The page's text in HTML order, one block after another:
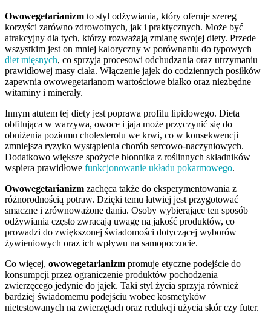
Owowegetarianizm to styl odżywiania, który oferuje szereg
korzyści zarówno zdrowotnych, jak i praktycznych. Może być
atrakcyjny dla tych, którzy rozważają zmianę swojej diety. Przede
wszystkim jest on mniej kaloryczny w porównaniu do typowych
diet mięsnych, co sprzyja procesowi odchudzania oraz utrzymaniu
prawidłowej masy ciała. Włączenie jajek do codziennych posiłków
zapewnia owowegetarianom wartościowe białko oraz niezbędne
witaminy i minerały.
Innym atutem tej diety jest poprawa profilu lipidowego. Dieta
obfitująca w warzywa, owoce i jaja może przyczynić się do
obniżenia poziomu cholesterolu we krwi, co w konsekwencji
zmniejsza ryzyko wystąpienia chorób sercowo-naczyniowych.
Dodatkowo większe spożycie błonnika z roślinnych składników
wspiera prawidłowe funkcjonowanie układu pokarmowego.
Owowegetarianizm zachęca także do eksperymentowania z
różnorodnością potraw. Dzięki temu łatwiej jest przygotować
smaczne i zrównoważone dania. Osoby wybierające ten sposób
odżywiania często zwracają uwagę na jakość produktów, co
prowadzi do zwiększonej świadomości dotyczącej wyborów
żywieniowych oraz ich wpływu na samopoczucie.
Co więcej, owowegetarianizm promuje etyczne podejście do
konsumpcji przez ograniczenie produktów pochodzenia
zwierzęcego jedynie do jajek. Taki styl życia sprzyja również
bardziej świadomemu podejściu wobec kosmetyków
nietestowanych na zwierzętach oraz redukcji użycia skór czy futer.